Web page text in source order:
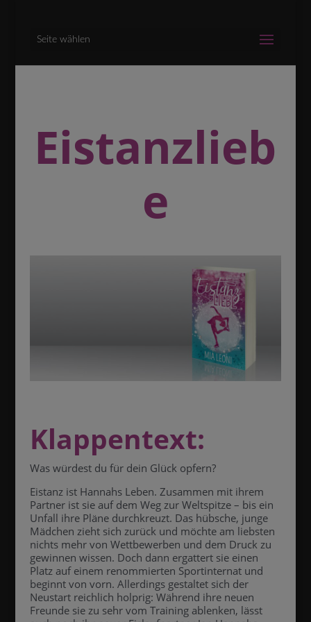
Seite wählen
Eistanzlieb
e
Klappentext:
Was würdest du für dein Glück opfern?
Eistanz ist Hannahs Leben. Zusammen mit ihrem
Partner ist sie auf dem Weg zur Weltspitze – bis ein
Unfall ihre Pläne durchkreuzt. Das hübsche, junge
Mädchen zieht sich zurück und möchte am liebsten
nichts mehr von Wettbewerben und dem Druck zu
gewinnen wissen. Doch dann ergattert sie einen
Platz auf einem renommierten Sportinternat und
beginnt von vorn. Allerdings gestaltet sich der
Neustart reichlich holprig: Während ihre neuen
Freunde sie zu sehr vom Training ablenken, lässt